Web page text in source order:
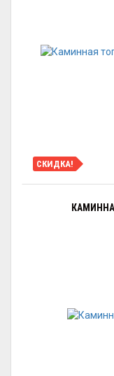
СКИДКА!